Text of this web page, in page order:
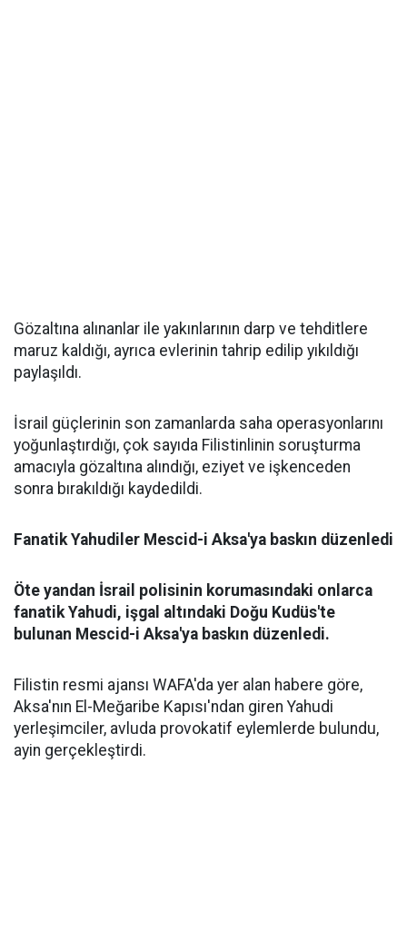
Gözaltına alınanlar ile yakınlarının darp ve tehditlere
maruz kaldığı, ayrıca evlerinin tahrip edilip yıkıldığı
paylaşıldı.
İsrail güçlerinin son zamanlarda saha operasyonlarını
yoğunlaştırdığı, çok sayıda Filistinlinin soruşturma
amacıyla gözaltına alındığı, eziyet ve işkenceden
sonra bırakıldığı kaydedildi.
Fanatik Yahudiler Mescid-i Aksa'ya baskın düzenledi
Öte yandan İsrail polisinin korumasındaki onlarca
fanatik Yahudi, işgal altındaki Doğu Kudüs'te
bulunan Mescid-i Aksa'ya baskın düzenledi.
Filistin resmi ajansı WAFA'da yer alan habere göre,
Aksa'nın El-Meğaribe Kapısı'ndan giren Yahudi
yerleşimciler, avluda provokatif eylemlerde bulundu,
ayin gerçekleştirdi.